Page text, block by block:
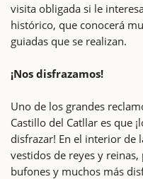
visita obligada si le
histórico, que conocerá
guiadas que se realizan.
¡Nos disfrazamos!
Uno de los grandes
Castillo del Catllar es que
disfrazar! En el interior de
vestidos de reyes y
bufones y muchos más